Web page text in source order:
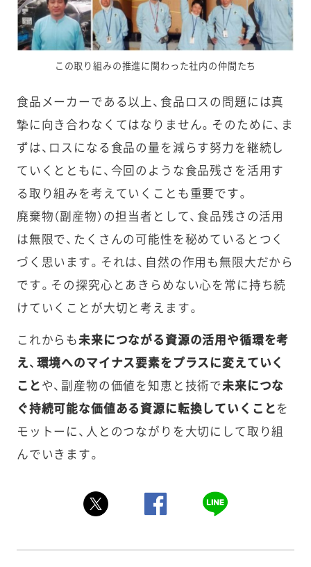
この取り組みの推進に関わった社内の仲間たち
食品メーカーである以上、食品ロスの問題には真
摯に向き合わなくてはなりません。そのために、ま
ずは、ロスになる食品の量を減らす努力を継続し
ていくとともに、今回のような食品残さを活用す
る取り組みを考えていくことも重要です。
廃棄物（副産物）の担当者として、食品残さの活用
は無限で、たくさんの可能性を秘めているとつく
づく思います。それは、自然の作用も無限大だから
です。その探究心とあきらめない心を常に持ち続
けていくことが大切と考えます。
これからも未来につながる資源の活用や循環を考
え、環境へのマイナス要素をプラスに変えていく
こと や、副産物の価値を知恵と技術で未来につな
ぐ持続可能な価値ある資源に転換していくこと を
モットーに、人とのつながりを大切にして取り組
んでいきます。